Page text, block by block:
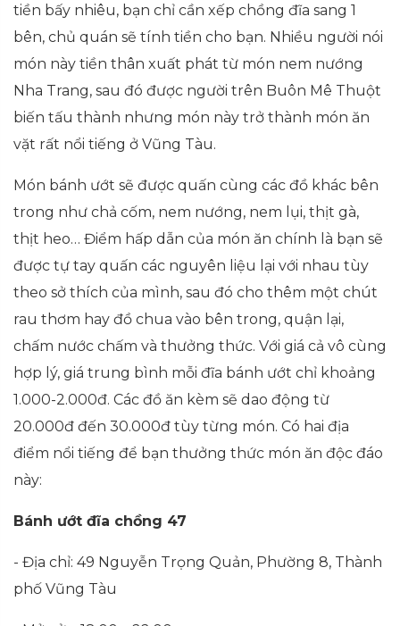
tiền bấy nhiêu, bạn chỉ cần xếp chồng đĩa sang 1
bên, chủ quán sẽ tính tiền cho bạn. Nhiều người nói
món này tiền thân xuất phát từ món nem nướng
Nha Trang, sau đó được người trên Buôn Mê Thuột
biến tấu thành nhưng món này trở thành món ăn
vặt rất nổi tiếng ở Vũng Tàu.
Món bánh ướt sẽ được quấn cùng các đồ khác bên
trong như chả cốm, nem nướng, nem lụi, thịt gà,
thịt heo… Điểm hấp dẫn của món ăn chính là bạn sẽ
được tự tay quấn các nguyên liệu lại với nhau tùy
theo sở thích của mình, sau đó cho thêm một chút
rau thơm hay đồ chua vào bên trong, quận lại,
chấm nước chấm và thưởng thức. Với giá cả vô cùng
hợp lý, giá trung bình mỗi đĩa bánh ướt chỉ khoảng
1.000-2.000đ. Các đồ ăn kèm sẽ dao động từ
20.000đ đến 30.000đ tùy từng món. Có hai địa
điểm nổi tiếng để bạn thưởng thức món ăn độc đáo
này:
Bánh ướt đĩa chồng 47
- Địa chỉ: 49 Nguyễn Trọng Quản, Phường 8, Thành
phố Vũng Tàu